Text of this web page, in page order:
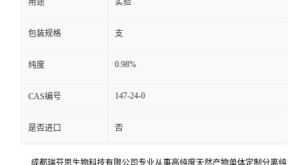
用途 实验
包装规格 支
纯度 0.98%
CAS编号 147-24-0
是否进口 否